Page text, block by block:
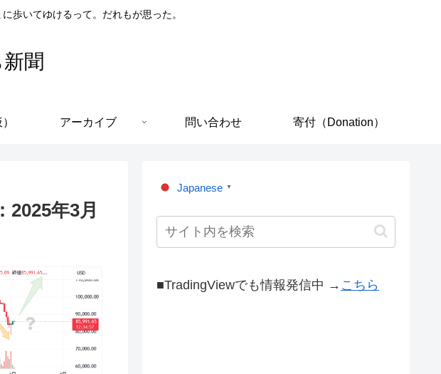
歩いてゆけるって。だれもが思った。
聞
アーカイブ 問い合わせ 寄付（Donation）
年3月
Japanese ▼
■TradingViewでも情報発信中 → こちら